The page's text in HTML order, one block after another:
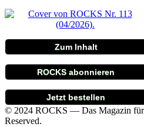
Zum Inhalt
ROCKS abonnieren
Jetzt bestellen
© 2024 ROCKS — Das Magazin
Reserved.